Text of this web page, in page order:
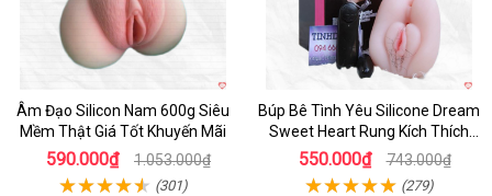
Âm Đạo Silicon Nam 600g Siêu
Mềm Thật Giá Tốt Khuyến Mãi
590.000₫ 1.053.000₫
(301)
Búp Bê Tình Yêu Silicone Dream
Sweet Heart Rung Kích Thích
Mua
550.000₫ 743.000₫
(279)